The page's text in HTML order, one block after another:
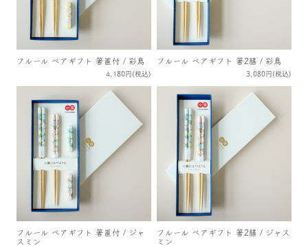
フルール ペアギフト 箸置付 / 彩鳥
4,180円(税込)
フルール ペアギフト 箸2膳 / 彩鳥
3,080円(税込)
フルール ペアギフト 箸置付 / ジャ
スミン
フルール ペアギフト 箸2膳 / ジャス
ミン